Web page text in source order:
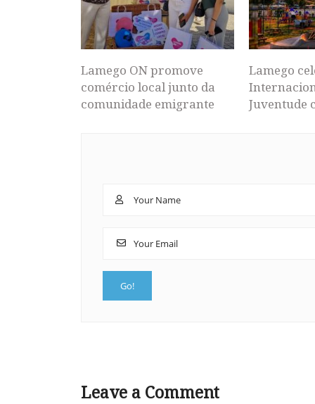
Lamego ON promove
comércio local junto da
comunidade emigrante
Lamego
Juventude
Leave a Comment